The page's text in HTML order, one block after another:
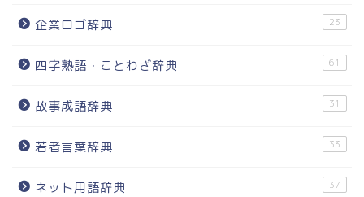
企業ロゴ辞典 23
四字熟語・ことわざ辞典 61
故事成語辞典 31
若者言葉辞典 33
ネット用語辞典 37